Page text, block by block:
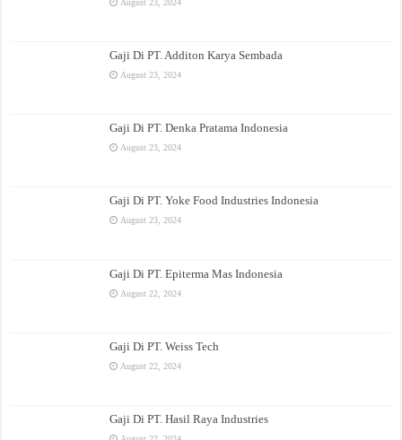
August 23, 2024
Gaji Di PT. Additon Karya Sembada
August 23, 2024
Gaji Di PT. Denka Pratama Indonesia
August 23, 2024
Gaji Di PT. Yoke Food Industries Indonesia
August 23, 2024
Gaji Di PT. Epiterma Mas Indonesia
August 22, 2024
Gaji Di PT. Weiss Tech
August 22, 2024
Gaji Di PT. Hasil Raya Industries